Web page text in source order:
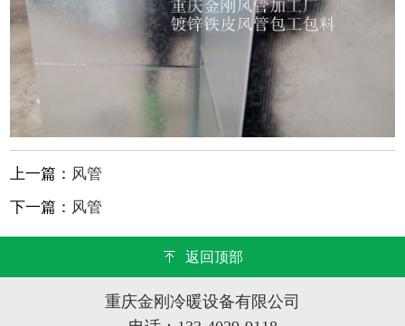
上一篇： 风管
下一篇： 风管
返回顶部
重庆金刚冷暖设备有限公司